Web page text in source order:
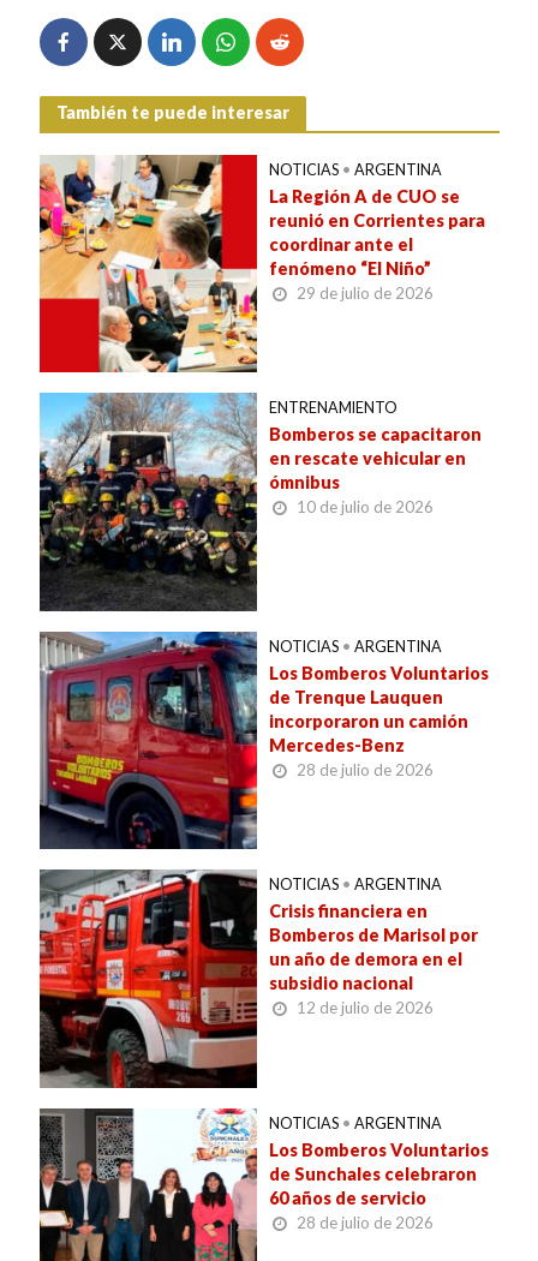
También te puede interesar
NOTICIAS • ARGENTINA
La Región A de CUO se
reunió en Corrientes para
coordinar ante el
fenómeno “El Niño”
29 de julio de 2026
ENTRENAMIENTO
Bomberos se capacitaron
en rescate vehicular en
ómnibus
10 de julio de 2026
NOTICIAS • ARGENTINA
Los Bomberos Voluntarios
de Trenque Lauquen
incorporaron un camión
Mercedes-Benz
28 de julio de 2026
NOTICIAS • ARGENTINA
Crisis financiera en
Bomberos de Marisol por
un año de demora en el
subsidio nacional
12 de julio de 2026
NOTICIAS • ARGENTINA
Los Bomberos Voluntarios
de Sunchales celebraron
60 años de servicio
28 de julio de 2026